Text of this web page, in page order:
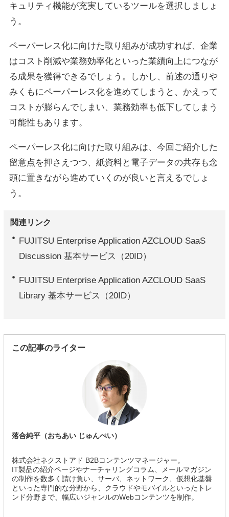
キュリティ機能が充実しているツールを選択しましょ
う。
ペーパーレス化に向けた取り組みが成功すれば、企業
はコスト削減や業務効率化といった業績向上につなが
る成果を獲得できるでしょう。しかし、前述の通りや
みくもにペーパーレス化を進めてしまうと、かえって
コストが膨らんでしまい、業務効率も低下してしまう
可能性もあります。
ペーパーレス化に向けた取り組みは、今回ご紹介した
留意点を押さえつつ、紙資料と電子データの共存も念
頭に置きながら進めていくのが良いと言えるでしょ
う。
関連リンク
FUJITSU Enterprise Application AZCLOUD SaaS
Discussion 基本サービス（20ID）
FUJITSU Enterprise Application AZCLOUD SaaS
Library 基本サービス（20ID）
この記事のライター
落合純平（おちあい じゅんぺい）
株式会社ネクストアド B2Bコンテンツマネージャー。
IT製品の紹介ページやナーチャリングコラム、メールマガジン
の制作を数多く請け負い、サーバ、ネットワーク、仮想化基盤
といった専門的な分野から、クラウドやモバイルといったトレ
ンド分野まで、幅広いジャンルのWebコンテンツを制作。